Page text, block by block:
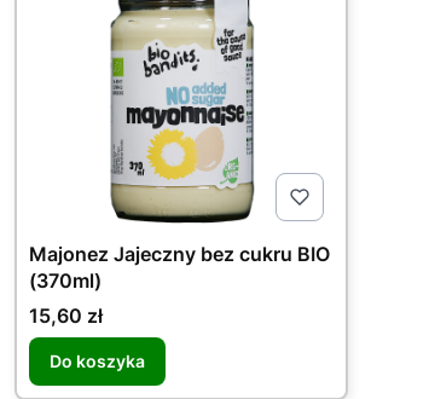
Majonez Jajeczny bez cukru BIO
(370ml)
Cena
15,60 zł
Do koszyka